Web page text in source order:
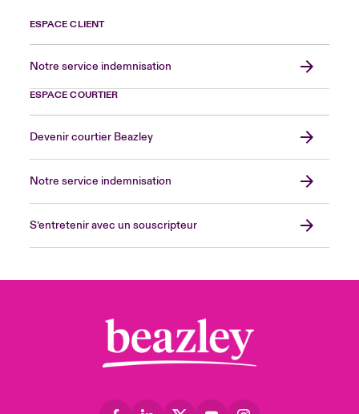
ESPACE CLIENT
Notre service indemnisation
ESPACE COURTIER
Devenir courtier Beazley
Notre service indemnisation
S’entretenir avec un souscripteur